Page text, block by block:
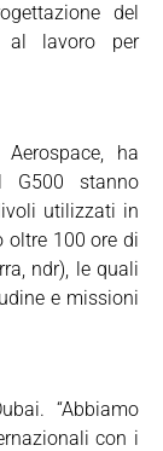
del
al lavoro per
ha
G500 stanno
utilizzati in
oltre 100 ore di
ndr), le quali
e missioni
“Abbiamo
con i